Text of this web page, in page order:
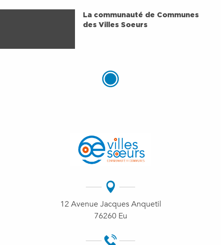
La communauté de Communes
des Villes Soeurs
12 Avenue Jacques Anquetil
76260 Eu